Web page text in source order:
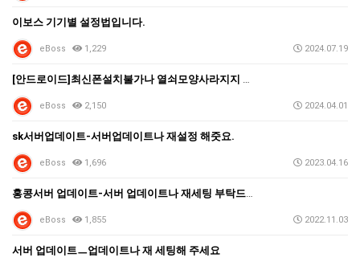
이보스 기기별 설정법입니다.
eBoss 1,229 2024.07.19
[안드로이드]최신폰설치불가나 열쇠모양사라지지 않을때
eBoss 2,150 2024.04.01
sk서버업데이트-서버업데이트나 재설정 해줏요.
eBoss 1,696 2023.04.16
홍콩서버 업데이트-서버 업데이트나 재세팅 부탁드립니다.…
eBoss 1,855 2022.11.03
서버 업데이트ㅡ업데이트나 재 세팅해 주세요